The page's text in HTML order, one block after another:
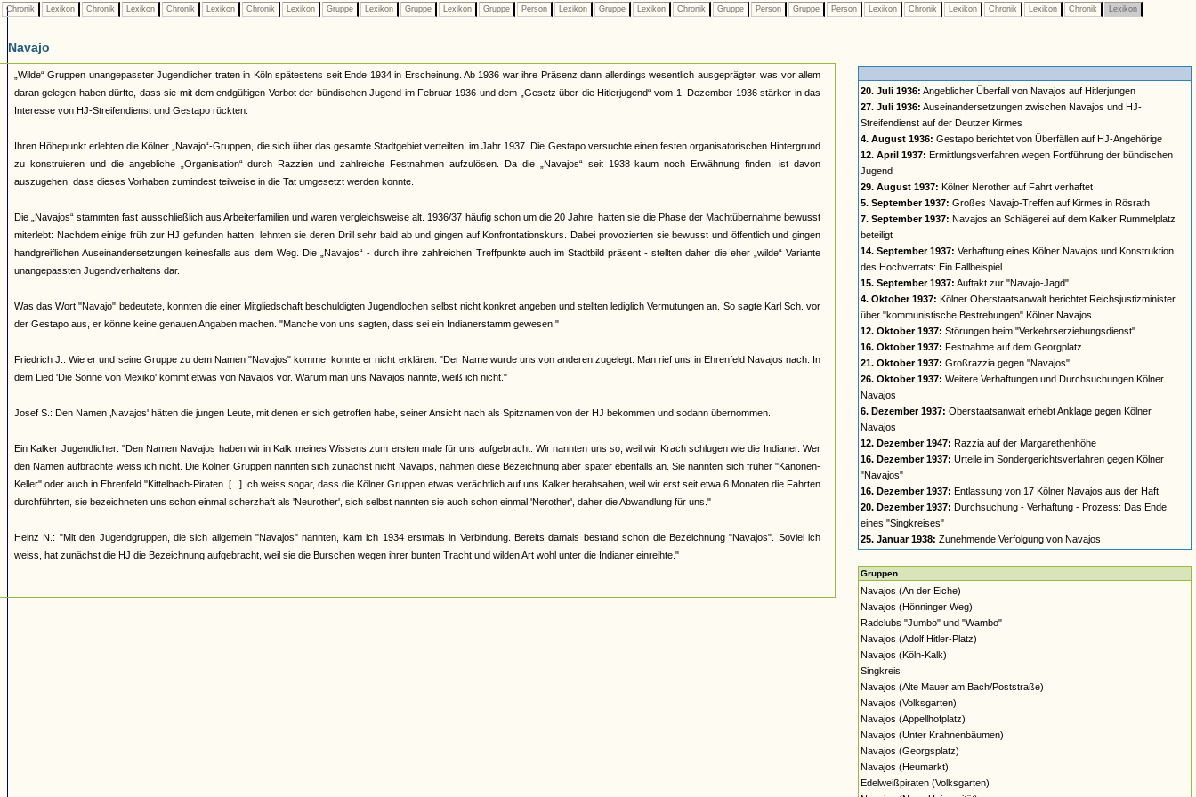
Chronik Lexikon Chronik Lexikon Chronik Lexikon Chronik Lexikon Gruppe Lexikon Gruppe Lexikon Gruppe Person Lexikon Gruppe Lexikon Chronik Gruppe Person Gruppe Person Lexikon Chronik Lexikon Chronik Lexikon Chronik Lexikon
Navajo
„Wilde“ Gruppen unangepasster Jugendlicher traten in Köln spätestens seit Ende 1934 in Erscheinung. Ab 1936 war ihre Präsenz dann allerdings wesentlich ausgeprägter, was vor allem
daran gelegen haben dürfte, dass sie mit dem endgültigen Verbot der bündischen Jugend im Februar 1936 und dem „Gesetz über die Hitlerjugend“ vom 1. Dezember 1936 stärker in das
Interesse von HJ-Streifendienst und Gestapo rückten.
Ihren Höhepunkt erlebten die Kölner „Navajo“-Gruppen, die sich über das gesamte Stadtgebiet verteilten, im Jahr 1937. Die Gestapo versuchte einen festen organisatorischen Hintergrund
zu konstruieren und die angebliche „Organisation“ durch Razzien und zahlreiche Festnahmen aufzulösen. Da die „Navajos“ seit 1938 kaum noch Erwähnung finden, ist davon
auszugehen, dass dieses Vorhaben zumindest teilweise in die Tat umgesetzt werden konnte.
Die „Navajos“ stammten fast ausschließlich aus Arbeiterfamilien und waren vergleichsweise alt. 1936/37 häufig schon um die 20 Jahre, hatten sie die Phase der Machtübernahme bewusst
miterlebt: Nachdem einige früh zur HJ gefunden hatten, lehnten sie deren Drill sehr bald ab und gingen auf Konfrontationskurs. Dabei provozierten sie bewusst und öffentlich und gingen
handgreiflichen Auseinandersetzungen keinesfalls aus dem Weg. Die „Navajos“ - durch ihre zahlreichen Treffpunkte auch im Stadtbild präsent - stellten daher die eher „wilde“ Variante
unangepassten Jugendverhaltens dar.
Was das Wort "Navajo" bedeutete, konnten die einer Mitgliedschaft beschuldigten Jugendlochen selbst nicht konkret angeben und stellten lediglich Vermutungen an. So sagte Karl Sch. vor
der Gestapo aus, er könne keine genauen Angaben machen. "Manche von uns sagten, dass sei ein Indianerstamm gewesen."
Friedrich J.: Wie er und seine Gruppe zu dem Namen "Navajos" komme, konnte er nicht erklären. "Der Name wurde uns von anderen zugelegt. Man rief uns in Ehrenfeld Navajos nach. In
dem Lied 'Die Sonne von Mexiko' kommt etwas von Navajos vor. Warum man uns Navajos nannte, weiß ich nicht."
Josef S.: Den Namen ‚Navajos' hätten die jungen Leute, mit denen er sich getroffen habe, seiner Ansicht nach als Spitznamen von der HJ bekommen und sodann übernommen.
Ein Kalker Jugendlicher: "Den Namen Navajos haben wir in Kalk meines Wissens zum ersten male für uns aufgebracht. Wir nannten uns so, weil wir Krach schlugen wie die Indianer. Wer
den Namen aufbrachte weiss ich nicht. Die Kölner Gruppen nannten sich zunächst nicht Navajos, nahmen diese Bezeichnung aber später ebenfalls an. Sie nannten sich früher "Kanonen-
Keller" oder auch in Ehrenfeld "Kittelbach-Piraten. [...] Ich weiss sogar, dass die Kölner Gruppen etwas verächtlich auf uns Kalker herabsahen, weil wir erst seit etwa 6 Monaten die Fahrten
durchführten, sie bezeichneten uns schon einmal scherzhaft als 'Neurother', sich selbst nannten sie auch schon einmal 'Nerother', daher die Abwandlung für uns."
Heinz N.: "Mit den Jugendgruppen, die sich allgemein "Navajos" nannten, kam ich 1934 erstmals in Verbindung. Bereits damals bestand schon die Bezeichnung "Navajos". Soviel ich
weiss, hat zunächst die HJ die Bezeichnung aufgebracht, weil sie die Burschen wegen ihrer bunten Tracht und wilden Art wohl unter die Indianer einreihte."
20. Juli 1936: Angeblicher Überfall von Navajos auf Hitlerjungen
27. Juli 1936: Auseinandersetzungen zwischen Navajos und HJ-
Streifendienst auf der Deutzer Kirmes
4. August 1936: Gestapo berichtet von Überfällen auf HJ-Angehörige
12. April 1937: Ermittlungsverfahren wegen Fortführung der bündischen
Jugend
29. August 1937: Kölner Nerother auf Fahrt verhaftet
5. September 1937: Großes Navajo-Treffen auf Kirmes in Rösrath
7. September 1937: Navajos an Schlägerei auf dem Kalker Rummelplatz
beteiligt
14. September 1937: Verhaftung eines Kölner Navajos und Konstruktion
des Hochverrats: Ein Fallbeispiel
15. September 1937: Auftakt zur "Navajo-Jagd"
4. Oktober 1937: Kölner Oberstaatsanwalt berichtet Reichsjustizminister
über "kommunistische Bestrebungen" Kölner Navajos
12. Oktober 1937: Störungen beim "Verkehrserziehungsdienst"
16. Oktober 1937: Festnahme auf dem Georgplatz
21. Oktober 1937: Großrazzia gegen "Navajos"
26. Oktober 1937: Weitere Verhaftungen und Durchsuchungen Kölner
Navajos
6. Dezember 1937: Oberstaatsanwalt erhebt Anklage gegen Kölner
Navajos
12. Dezember 1947: Razzia auf der Margarethenhöhe
16. Dezember 1937: Urteile im Sondergerichtsverfahren gegen Kölner
"Navajos"
16. Dezember 1937: Entlassung von 17 Kölner Navajos aus der Haft
20. Dezember 1937: Durchsuchung - Verhaftung - Prozess: Das Ende
eines "Singkreises"
25. Januar 1938: Zunehmende Verfolgung von Navajos
Gruppen
Navajos (An der Eiche)
Navajos (Hönninger Weg)
Radclubs "Jumbo" und "Wambo"
Navajos (Adolf Hitler-Platz)
Navajos (Köln-Kalk)
Singkreis
Navajos (Alte Mauer am Bach/Poststraße)
Navajos (Volksgarten)
Navajos (Appellhofplatz)
Navajos (Unter Krahnenbäumen)
Navajos (Georgsplatz)
Navajos (Heumarkt)
Edelweißpiraten (Volksgarten)